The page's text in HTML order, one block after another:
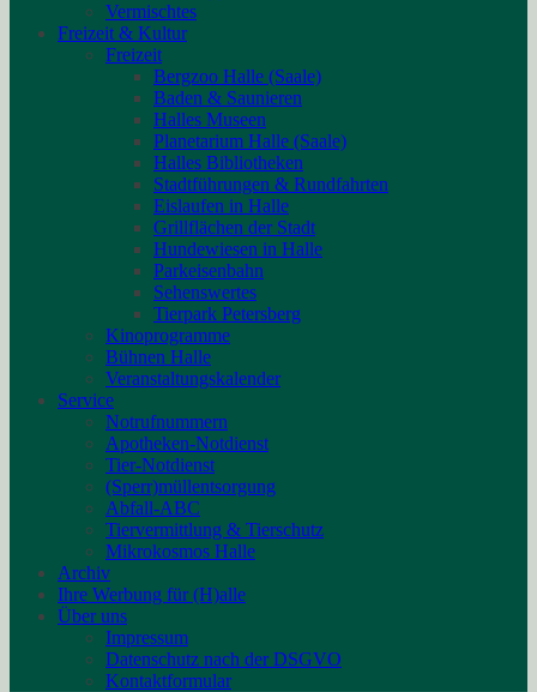
Vermischtes
Freizeit & Kultur
Freizeit
Bergzoo Halle (Saale)
Baden & Saunieren
Halles Museen
Planetarium Halle (Saale)
Halles Bibliotheken
Stadtführungen & Rundfahrten
Eislaufen in Halle
Grillflächen der Stadt
Hundewiesen in Halle
Parkeisenbahn
Sehenswertes
Tierpark Petersberg
Kinoprogramme
Bühnen Halle
Veranstaltungskalender
Service
Notrufnummern
Apotheken-Notdienst
Tier-Notdienst
(Sperr)müllentsorgung
Abfall-ABC
Tiervermittlung & Tierschutz
Mikrokosmos Halle
Archiv
Ihre Werbung für (H)alle
Über uns
Impressum
Datenschutz nach der DSGVO
Kontaktformular